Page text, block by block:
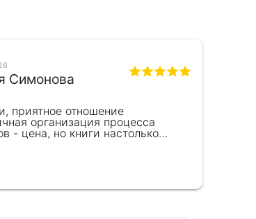
Симонова
приятное отношение
организация процесса
- цена, но книги настолько
того стоит. Идеальный вариант